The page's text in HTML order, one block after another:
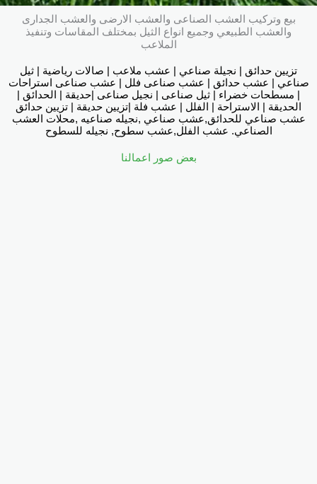
بيع وتركيب العشب الصناعى والعشب الارضى والعشب الجدارى
والعشب الطبيعي وجميع انواع الثيل بمختلف المقاسات وتنفيذ
الملاعب
تزيين حدائق | نجيلة صناعي | عشب ملاعب | صالات رياضية | ثيل
صناعي | عشب حدائق | عشب صناعى فلل | عشب صناعى استراحات
| مسطحات خضراء | ثيل صناعى | نجيل صناعى |حديقة | الحدائق |
الحديقة | الاستراحة | الفلل | عشب فلة |تزيين حديقة | تزيين حدائق
عشب صناعي للحدائق,عشب صناعي ,نجيله صناعيه ,محلات العشب
الصناعي. عشب الفلل,عشب سطوح, نجيله للسطوح
بعض صور اعمالنا